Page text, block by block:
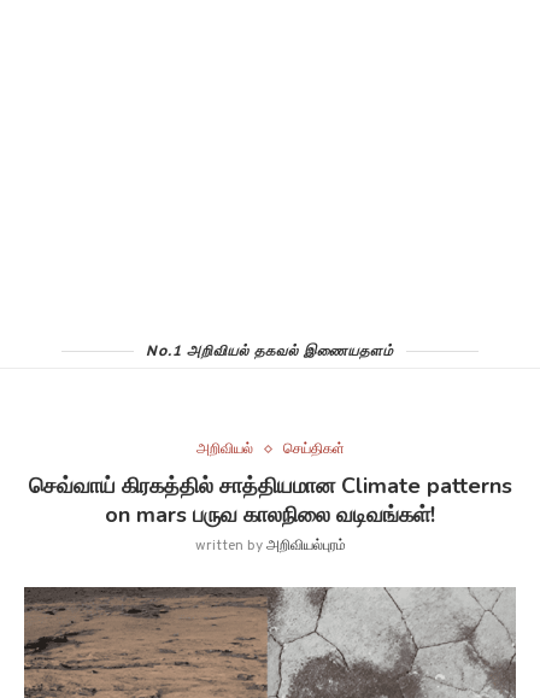
No.1 அறிவியல் தகவல் இணையதளம்
அறிவியல் செய்திகள்
செவ்வாய் கிரகத்தில் சாத்தியமான Climate patterns
on mars பருவ காலநிலை வடிவங்கள்!
written byஅறிவியல்புரம்